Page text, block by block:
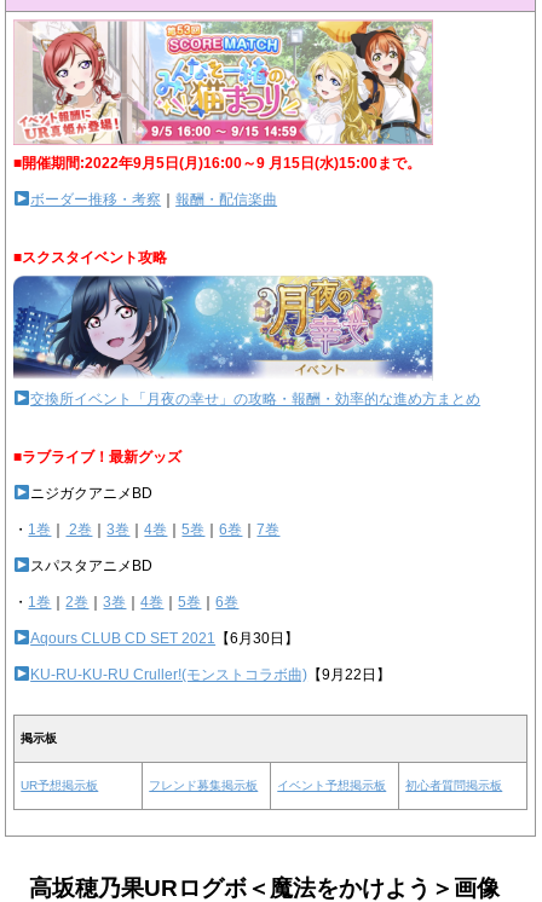
■開催期間:2022年9月5日(月)16:00～9 月15日(水)15:00まで。
ボーダー推移・考察 ｜報酬・配信楽曲
■スクスタイベント攻略
交換所イベント「月夜の幸せ」の攻略・報酬・効率的な進め方まとめ
■ラブライブ！最新グッズ
ニジガクアニメBD
・ 1巻 2巻 ｜3巻 ｜4巻 ｜5巻 ｜6巻 ｜7巻
スパスタアニメBD
・ 1巻 ｜2巻 ｜3巻 ｜4巻 ｜5巻 ｜6巻
Aqours CLUB CD SET 2021 【6月30日】
KU-RU-KU-RU Cruller!(モンストコラボ曲) 【9月22日】
掲示板
UR予想掲示板 フレンド募集掲示板 イベント予想掲示板 初心者質問掲示板
高坂穂乃果URログボ＜魔法をかけよう＞画像